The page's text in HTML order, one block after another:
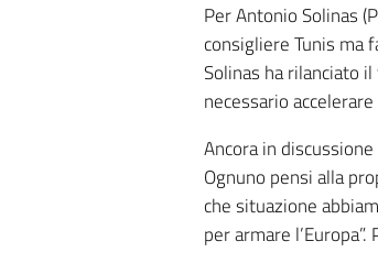
Per Antonio Solinas
consigliere Tunis ma
Solinas ha rilanciato
necessario
Ancora in
Ognuno pensi alla
che situazione
per armare